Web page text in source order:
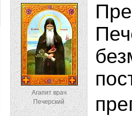
Агапит врач
Печерский